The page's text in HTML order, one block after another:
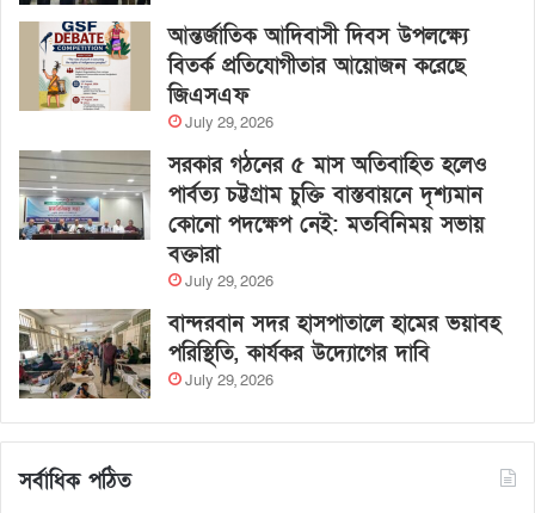
আন্তর্জাতিক আদিবাসী দিবস উপলক্ষ্যে
বিতর্ক প্রতিযোগীতার আয়োজন করেছে
জিএসএফ
July 29, 2026
সরকার গঠনের ৫ মাস অতিবাহিত হলেও
পার্বত্য চট্টগ্রাম চুক্তি বাস্তবায়নে দৃশ্যমান
কোনো পদক্ষেপ নেই: মতবিনিময় সভায়
বক্তারা
July 29, 2026
বান্দরবান সদর হাসপাতালে হামের ভয়াবহ
পরিস্থিতি, কার্যকর উদ্যোগের দাবি
July 29, 2026
সর্বাধিক পঠিত